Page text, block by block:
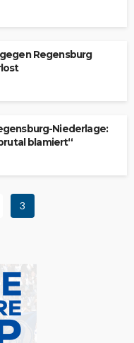
Regensburg
Niederlage:
blamiert“
3